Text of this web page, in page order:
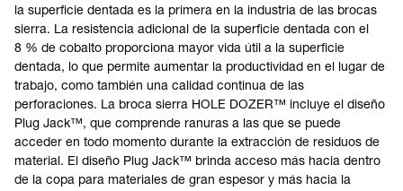
la superficie dentada es la primera en la industria de las brocas
sierra. La resistencia adicional de la superficie dentada con el
8 % de cobalto proporciona mayor vida útil a la superficie
dentada, lo que permite aumentar la productividad en el lugar de
trabajo, como también una calidad continua de las
perforaciones. La broca sierra HOLE DOZER™ incluye el diseño
Plug Jack™, que comprende ranuras a las que se puede
acceder en todo momento durante la extracción de residuos de
material. El diseño Plug Jack™ brinda acceso más hacia dentro
de la copa para materiales de gran espesor y más hacia la